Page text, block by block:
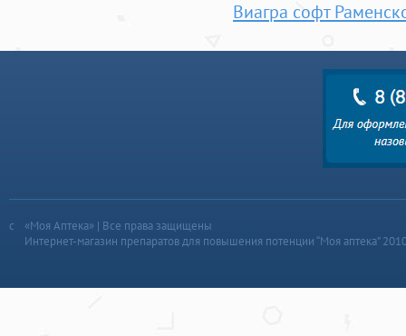
Виагра софт
«Моя Аптека» | Все права защищены
Интернет-магазин препаратов для повышения потенции “Моя аптека”